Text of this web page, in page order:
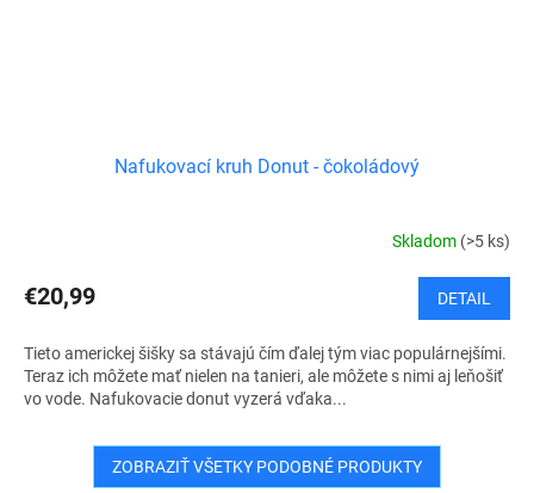
Nafukovací kruh Donut - čokoládový
Skladom (>5 ks)
€20,99 DETAIL
Tieto americkej šišky sa stávajú čím ďalej tým viac populárnejšími.
Teraz ich môžete mať nielen na tanieri, ale môžete s nimi aj leňošiť
vo vode. Nafukovacie donut vyzerá vďaka...
ZOBRAZIŤ VŠETKY PODOBNÉ PRODUKTY